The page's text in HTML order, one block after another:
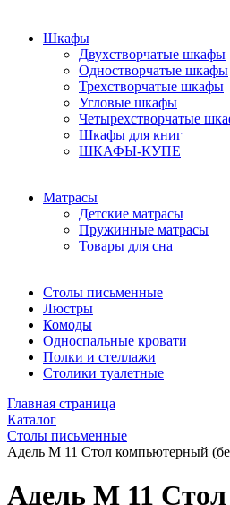
Шкафы
Двухстворчатые шкафы
Одностворчатые шкафы
Трехстворчатые шкафы
Угловые шкафы
Четырехстворчатые
Шкафы для книг
ШКАФЫ-КУПЕ
Матрасы
Детские матрасы
Пружинные матрасы
Товары для сна
Столы письменные
Люстры
Комоды
Односпальные кровати
Полки и стеллажи
Столики туалетные
Главная страница
Каталог
Столы письменные
Адель М 11 Стол компьютерный
Адель М 11 Стол